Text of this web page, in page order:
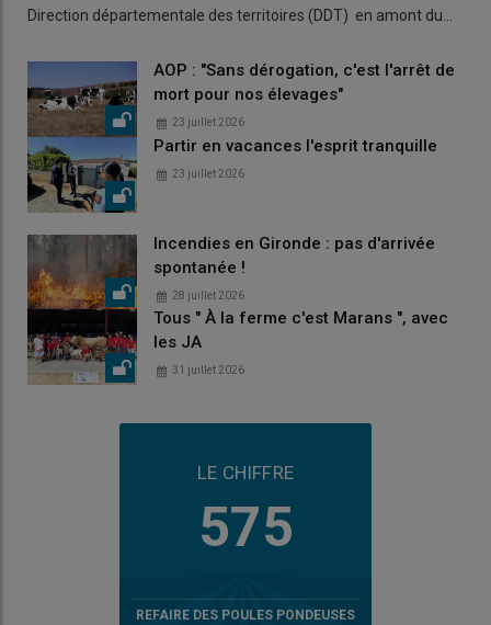
Direction départementale des territoires (DDT) en amont du…
AOP : "Sans dérogation, c'est l'arrêt de
mort pour nos élevages"
23 juillet 2026
Partir en vacances l'esprit tranquille
23 juillet 2026
Incendies en Gironde : pas d'arrivée
spontanée !
28 juillet 2026
Tous " À la ferme c'est Marans ", avec
les JA
31 juillet 2026
LE CHIFFRE
575
REFAIRE DES POULES PONDEUSES